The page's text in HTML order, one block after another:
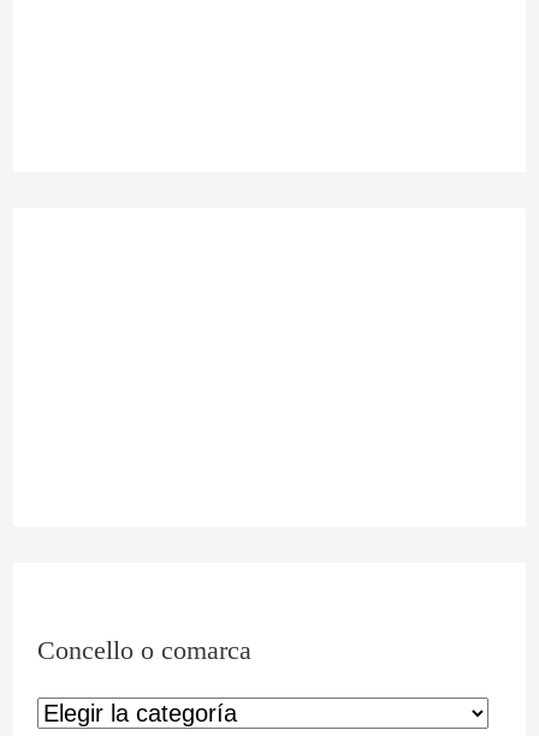
Concello o comarca